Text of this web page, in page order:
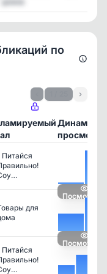
по
›
Динамика
Питайся
Посмотреть
для
Посмотреть
Питайся